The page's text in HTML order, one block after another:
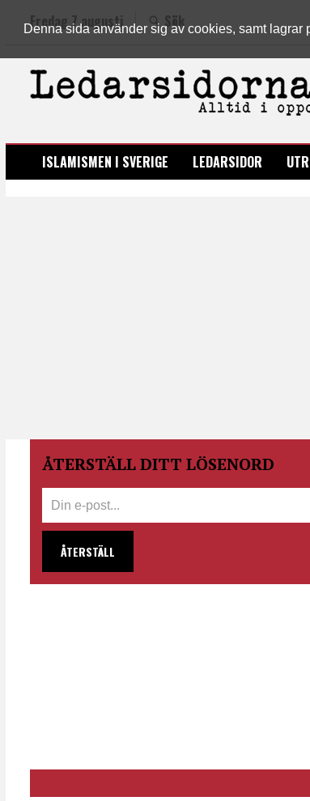
Denna sida använder sig av cookies, samt
Fredag 7 augusti Sök
LEDARSIDORNA.SE
ISLAMISMEN I SVERIGE LEDARSIDOR
ÅTERSTÄLL DITT LÖSENORD
ÅTERSTÄLL